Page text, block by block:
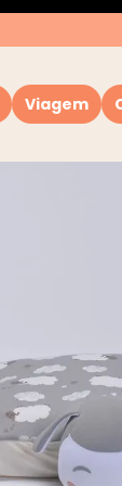
Viagem